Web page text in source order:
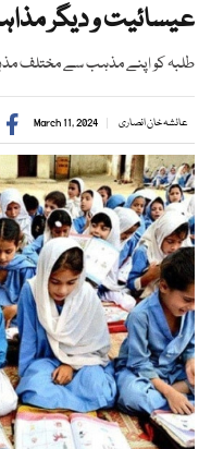
عیسائیت و دیگر
طلبہ کو اپنے مذہب سے مختلف
عائشہ خان انصاری March 11, 2024